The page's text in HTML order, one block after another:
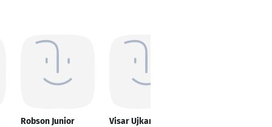
Robson Junior Visar Ujkani